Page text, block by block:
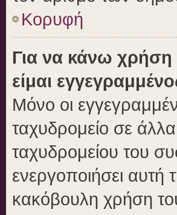
Κορυφή
Για να κάνω χρήση
είμαι
Μόνο οι
ταχυδρομείο σε
ταχυδρομείου του
ενεργοποιήσει αυτή
κακόβουλη χρήση